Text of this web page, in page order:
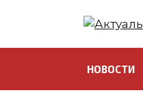
НОВОСТИ